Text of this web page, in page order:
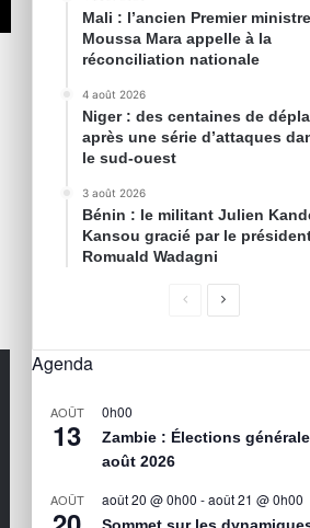
Mali : l’ancien Premier ministre
Moussa Mara appelle à la
réconciliation nationale
4 août 2026
Niger : des centaines de
après une série d’attaques
le sud-ouest
3 août 2026
Bénin : le militant Julien
Kansou gracié par le
Romuald Wadagni
Agenda
AOÛT
13
0h00
Zambie : Élections
août 2026
AOÛT août 20 @ 0h00 -août 21 @ 0h00